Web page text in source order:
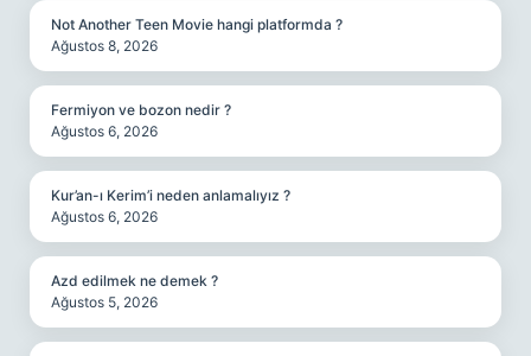
Not Another Teen Movie hangi platformda ?
Ağustos 8, 2026
Fermiyon ve bozon nedir ?
Ağustos 6, 2026
Kur’an-ı Kerim’i neden anlamalıyız ?
Ağustos 6, 2026
Azd edilmek ne demek ?
Ağustos 5, 2026